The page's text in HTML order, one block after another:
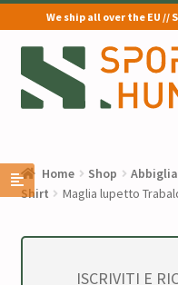
We ship all over the EU
Vai
alla
navigazione
Vai
al
contenuto
Home Shop
Shirt
Maglia lupetto
ISCRIVITI E